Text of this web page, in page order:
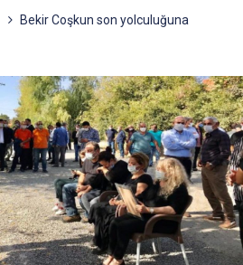
Bekir Coşkun son yolculuğuna